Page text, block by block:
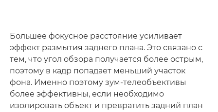
Большее фокусное расстояние усиливает
эффект размытия заднего плана. Это связано с
тем, что угол обзора получается более острым,
поэтому в кадр попадает меньший участок
фона. Именно поэтому зум-телеобъективы
более эффективны, если необходимо
изолировать объект и превратить задний план